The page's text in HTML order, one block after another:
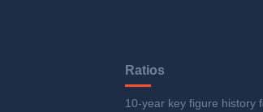
Ratios
10-year key figure history